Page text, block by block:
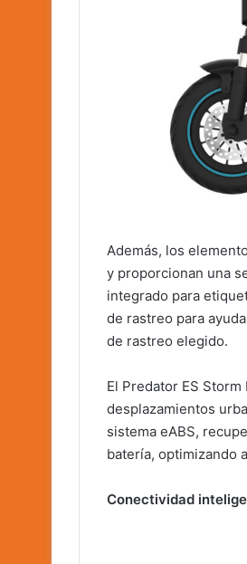
Además, los
y proporcionan una
integrado para
de rastreo para
de rastreo elegido.
El Predator ES
desplazamientos
sistema eABS,
batería, optimizando
Conectividad